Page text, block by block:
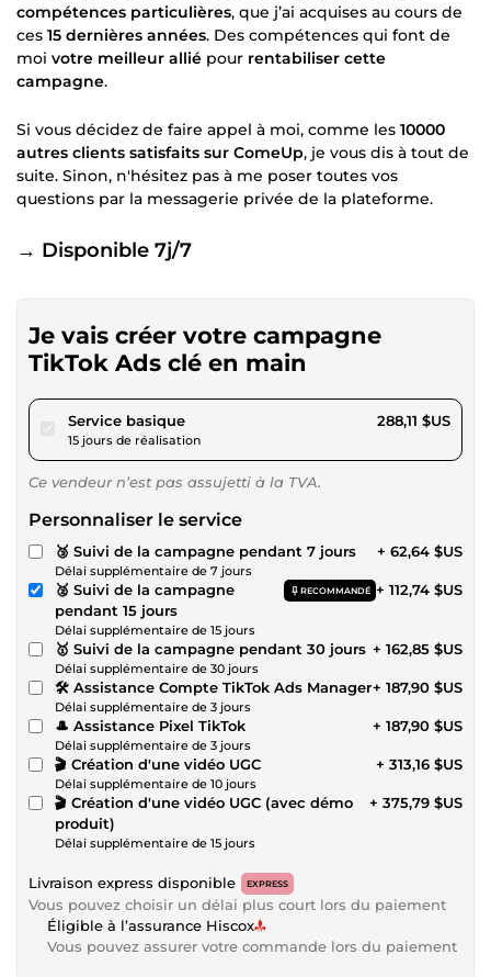
compétences particulières, que j’ai acquises au cours de
ces 15 dernières années. Des compétences qui font de
moi votre meilleur allié pour rentabiliser cette
campagne.
Si vous décidez de faire appel à moi, comme les 10000
autres clients satisfaits sur ComeUp, je vous dis à tout de
suite. Sinon, n'hésitez pas à me poser toutes vos
questions par la messagerie privée de la plateforme.
→ Disponible 7j/7
Je vais créer votre campagne
TikTok Ads clé en main
Service basiquepour 265,54 $US
15 jours de réalisation
288,11 $US
Ce vendeur n’est pas assujetti à la TVA.
Personnaliser le service
🥉 Suivi de la campagne pendant 7 jours
Délai supplémentaire de 7 jours
+ 62,64 $US
🥈 Suivi de la campagne
pendant 15 jours
RECOMMANDÉ
Délai supplémentaire de 15 jours
+ 112,74 $US
🥇 Suivi de la campagne pendant 30 jours
Délai supplémentaire de 30 jours
+ 162,85 $US
🛠️ Assistance Compte TikTok Ads Manager
Délai supplémentaire de 3 jours
+ 187,90 $US
🎩 Assistance Pixel TikTok
Délai supplémentaire de 3 jours
+ 187,90 $US
🎬 Création d'une vidéo UGC
Délai supplémentaire de 10 jours
+ 313,16 $US
🎬 Création d'une vidéo UGC (avec démo
produit)
Délai supplémentaire de 15 jours
+ 375,79 $US
Livraison express disponible EXPRESS
Vous pouvez choisir un délai plus court lors du paiement
Éligible à l’assurance Hiscox
Vous pouvez assurer votre commande lors du paiement